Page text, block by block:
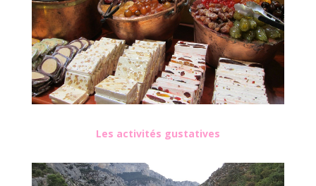
Les activités gustatives